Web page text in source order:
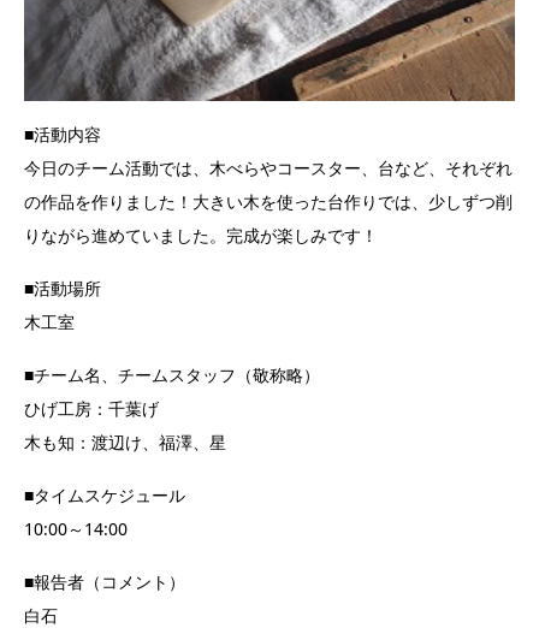
■活動内容
今日のチーム活動では、木べらやコースター、台など、それぞれ
の作品を作りました！大きい木を使った台作りでは、少しずつ削
りながら進めていました。完成が楽しみです！
■活動場所
木工室
■チーム名、チームスタッフ（敬称略）
ひげ工房：千葉げ
木も知：渡辺け、福澤、星
■タイムスケジュール
10:00～14:00
■報告者（コメント）
白石